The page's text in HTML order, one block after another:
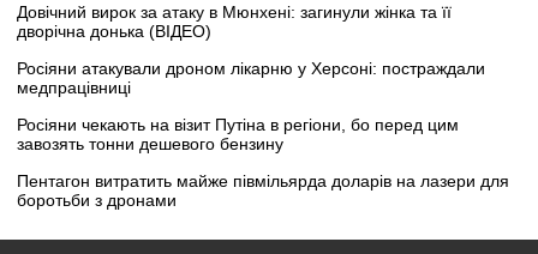
Довічний вирок за атаку в Мюнхені: загинули жінка та її
дворічна донька (ВІДЕО)
Росіяни атакували дроном лікарню у Херсоні: постраждали
медпрацівниці
Росіяни чекають на візит Путіна в регіони, бо перед цим
завозять тонни дешевого бензину
Пентагон витратить майже півмільярда доларів на лазери для
боротьби з дронами